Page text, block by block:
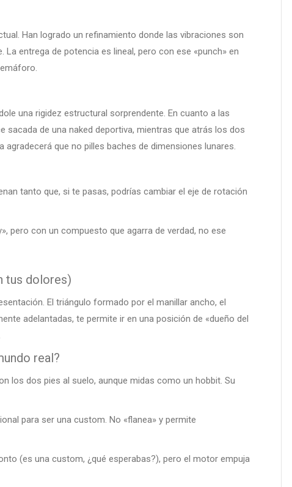
Han logrado un refinamiento donde las vibraciones son
entrega de potencia es lineal, pero con ese «punch» en
una rigidez estructural sorprendente. En cuanto a las
sacada de una naked deportiva, mientras que atrás los dos
que no pilles baches de dimensiones lunares.
tanto que, si te pasas, podrías cambiar el eje de rotación
pero con un compuesto que agarra de verdad, no ese
tus dolores)
El triángulo formado por el manillar ancho, el
adelantadas, te permite ir en una posición de «dueño del
real?
los dos pies al suelo, aunque midas como un hobbit. Su
para ser una custom. No «flanea» y permite
(es una custom, ¿qué esperabas?), pero el motor empuja